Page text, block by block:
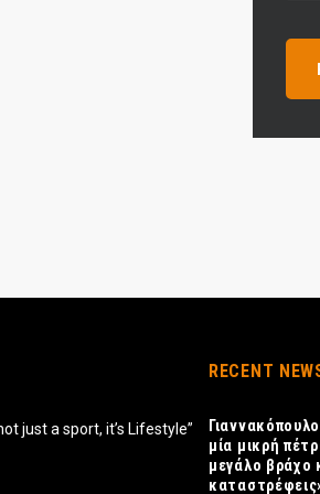
just a sport, it’s Lifestyle”
RECENT
μία μικρή
μεγάλο βράχο